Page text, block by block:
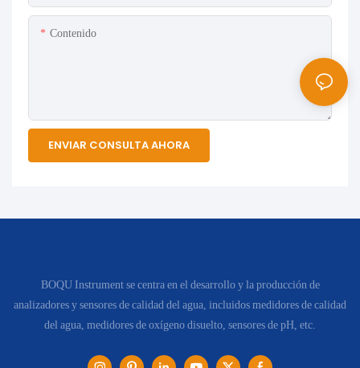
Contenido
ENVIAR CONSULTA AHORA
BOQU Instrument se centra en el desarrollo y la producción de
analizadores y sensores de calidad del agua, incluidos medidores de calidad
del agua, medidores de oxígeno disuelto, sensores de pH, etc.